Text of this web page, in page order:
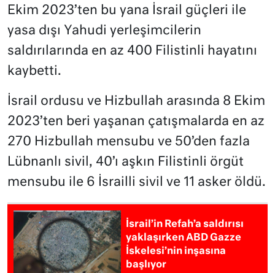
Ekim 2023’ten bu yana İsrail güçleri ile
yasa dışı Yahudi yerleşimcilerin
saldırılarında en az 400 Filistinli hayatını
kaybetti.
İsrail ordusu ve Hizbullah arasında 8 Ekim
2023’ten beri yaşanan çatışmalarda en az
270 Hizbullah mensubu ve 50’den fazla
Lübnanlı sivil, 40’ı aşkın Filistinli örgüt
mensubu ile 6 İsrailli sivil ve 11 asker öldü.
İsrail’in Refah’a saldırısı
yaklaşırken ABD Gazze
İskelesi’nin inşasına
başlıyor